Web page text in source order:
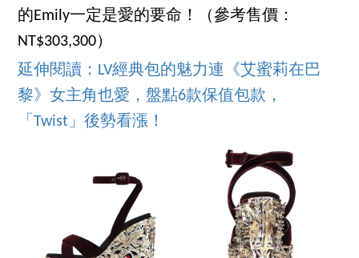
的Emily一定是愛的要命！（參考售價：
NT$303,300）
延伸閱讀：LV經典包的魅力連《艾蜜莉在巴
黎》女主角也愛，盤點6款保值包款，
「Twist」後勢看漲！